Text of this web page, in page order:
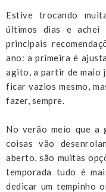
Estive trocando
últimos dias e achei
principais
ano: a primeira é
agito, a partir de maio
ficar vazios mesmo,
fazer, sempre.
No verão meio que a
coisas vão
aberto, são muitas
temporada tudo é
dedicar um tempinho